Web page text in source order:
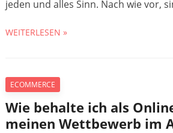
jeden und alles Sinn. Nach wie vor,
WEITERLESEN »
ECOMMERCE
Wie behalte ich als
meinen Wettbewerb im